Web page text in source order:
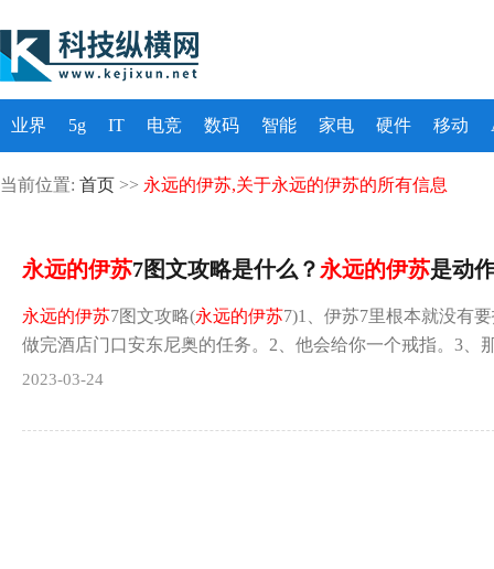
业界 5g IT 电竞 数码 智能 家电 硬件 移动
当前位置: 首页 >> 永远的伊苏,关于永远的伊苏的所有信息
永远的伊苏7图文攻略是什么？ 永远的伊苏是动
永远的伊苏7图文攻略(永远的伊苏7)1、伊苏7里根本就没有
做完酒店门口安东尼奥的任务。2、他会给你一个戒指。3、
2023-03-24